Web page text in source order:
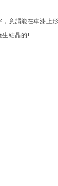
意謂能在車漆上
結晶的!